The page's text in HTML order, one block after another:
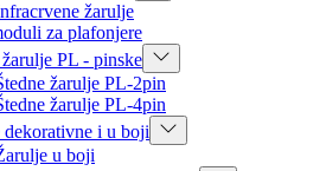
žarulje
za plafonjere
žarulje PL - pinske
žarulje PL-2pin
žarulje PL-4pin
dekorativne i u boji
u boji